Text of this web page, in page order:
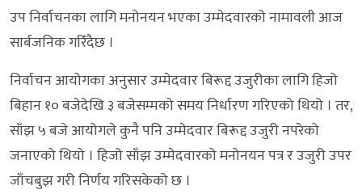
उप निर्वाचनका लागि मनोनयन भएका उम्मेदवारको नामावली आज
सार्बजनिक गरिँदैछ ।
निर्वाचन आयोगका अनुसार उम्मेदवार बिरूद्द उजुरीका लागि हिजो
बिहान १० बजेदेखि ३ बजेसम्मको समय निर्धारण गरिएको थियो । तर,
साँझ ५ बजे आयोगले कुनै पनि उम्मेदवार बिरूद्द उजुरी नपरेको
जनाएको थियो । हिजो साँझ उम्मेदवारको मनोनयन पत्र र उजुरी उपर
जाँचबुझ गरी निर्णय गरिसकेको छ ।